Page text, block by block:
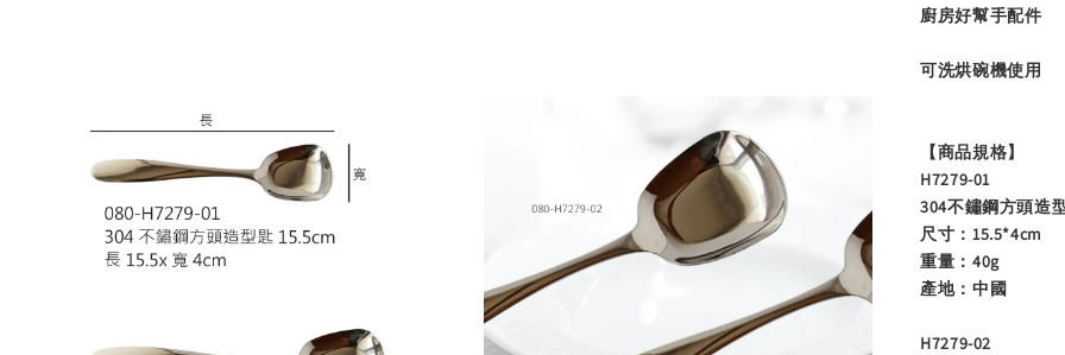
廚房好幫手配件
可洗烘碗機使用
【商品規格】
H7279-01
304不鏽鋼方頭造
尺寸：15.5*4cm
重量：40g
產地：中國
H7279-02